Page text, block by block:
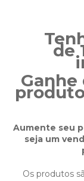
de
Aumente seu
seja um
Os produtos